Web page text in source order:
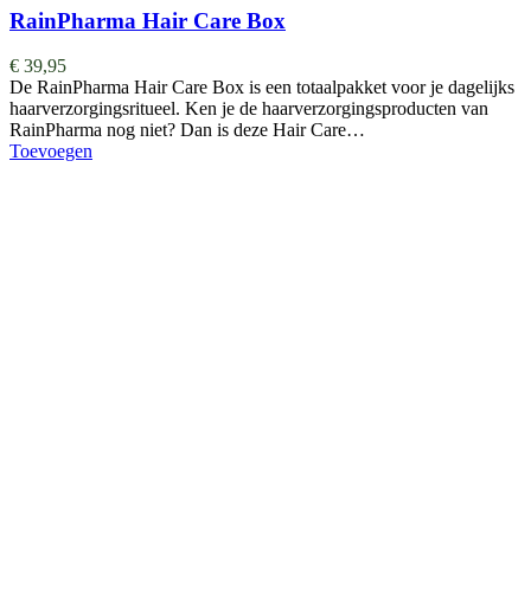
RainPharma Hair Care Box
€ 39,95
De RainPharma Hair Care Box is een totaalpakket voor je dagelijks
haarverzorgingsritueel. Ken je de haarverzorgingsproducten van
RainPharma nog niet? Dan is deze Hair Care…
Toevoegen